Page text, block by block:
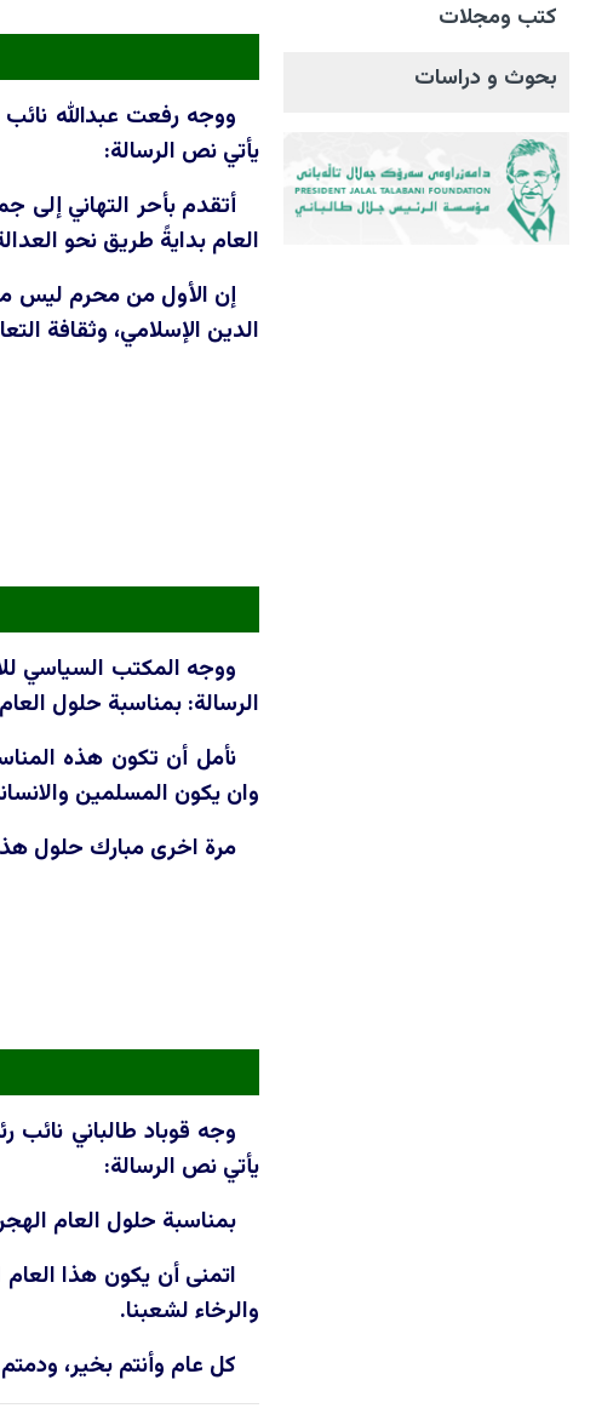
كتب ومجلات
بحوث و دراسات
يأتي نص الرسالة:
أتقدم بأحر التهاني إلى
العام بدايةً طريق نحو
إن الأول من محرم ليس
الدين الإسلامي، وثقافة
الرسالة: بمناسبة حلول العام الهجري الجديد، الأول من
نأمل أن تكون هذه
وان يكون المسلمين
مرة اخرى مبارك حلول
يأتي نص الرسالة:
بمناسبة حلول العام
اتمنى أن يكون هذا
والرخاء لشعبنا.
كل عام وأنتم بخير،